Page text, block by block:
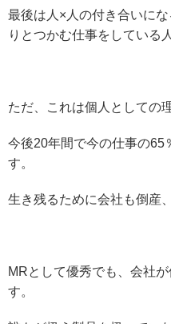
最後は人×人の付き合いに
りとつかむ仕事をしている
ただ、これは個人としての
今後20年間で今の仕事の65
す。
生き残るために会社も倒産
MRとして優秀でも、会社
す。